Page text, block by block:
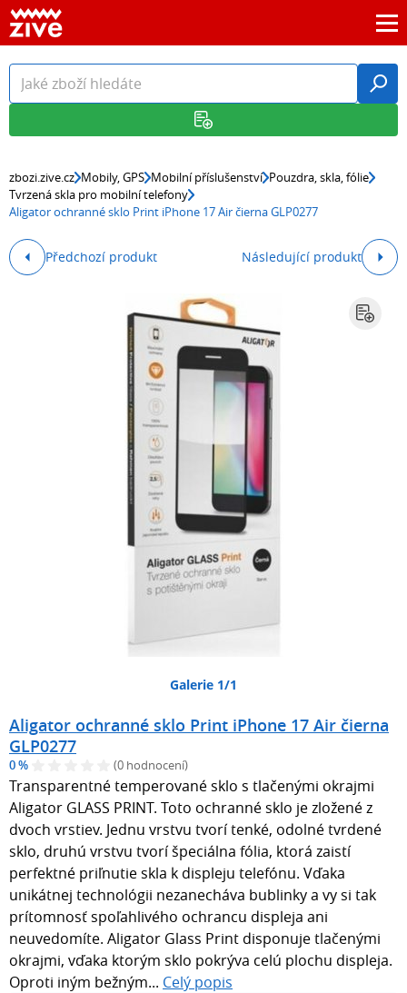
zbozi.zive.cz Mobily, GPS Mobilní příslušenství Pouzdra, skla, fólie
Tvrzená skla pro mobilní telefony
Aligator ochranné sklo Print iPhone 17 Air čierna GLP0277
Předchozí produkt Následující produkt
Galerie 1/1
Aligator ochranné sklo Print iPhone 17 Air čierna
GLP0277
0 % (0 hodnocení)
Transparentné temperované sklo s tlačenými okrajmi
Aligator GLASS PRINT. Toto ochranné sklo je zložené z
dvoch vrstiev. Jednu vrstvu tvorí tenké, odolné tvrdené
sklo, druhú vrstvu tvorí špeciálna fólia, ktorá zaistí
perfektné priľnutie skla k displeju telefónu. Vďaka
unikátnej technológii nezanecháva bublinky a vy si tak
prítomnosť spoľahlivého ochrancu displeja ani
neuvedomíte. Aligator Glass Print disponuje tlačenými
okrajmi, vďaka ktorým sklo pokrýva celú plochu displeja.
Oproti iným bežným... Celý popis